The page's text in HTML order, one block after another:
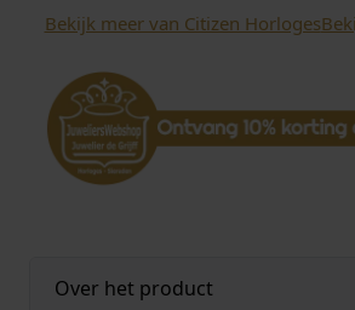
1
0
5
o
Bekijk meer van Citizen Horloges
Over het product